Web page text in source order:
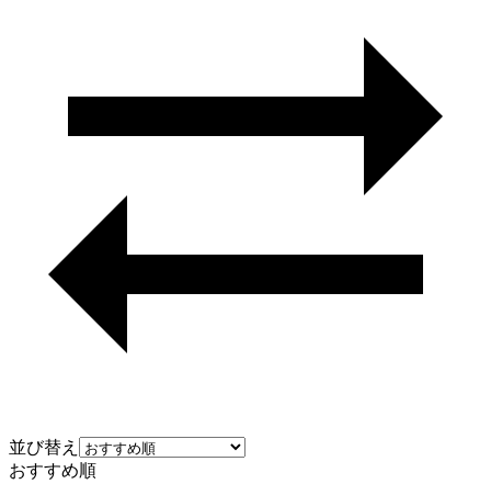
並び替え
おすすめ順